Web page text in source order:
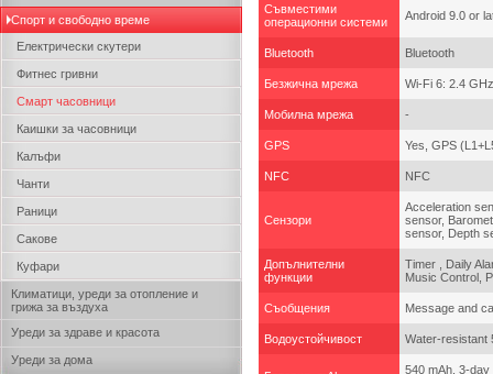
Спорт и свободно време
Електрически скутери
Фитнес гривни
Смарт часовници
Каишки за часовници
Калъфи
Чанти
Раници
Сакове
Куфари
Климатици, уреди за отопление и
грижа за въздуха
Уреди за здраве и красота
Уреди за дома
Съвместими
операционни системи
Android 9.0 or
Bluetooth Bluetooth
Безжична мрежа Wi-Fi 6: 2.4
Мобилна мрежа -
GPS Yes, GPS
NFC NFC
Сензори
Acceleration
sensor,
sensor, Depth
Допълнителни
функции
Timer , Daily
Music Control,
Съобщения Message and
Водоустойчивост Water-resistant
540 mAh, 3-